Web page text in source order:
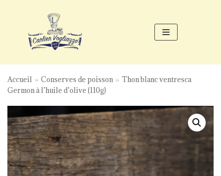
contenu
Accueil » Conserves de poisson » Thon blanc ventresca
Germon à l’huile d’olive (110g)